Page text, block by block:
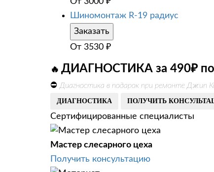
Шиномонтаж R-19 радиус
Заказать
От 3530 ₽
🔥 ДИАГНОСТИКА за 490₽ по
⛔ Диагностика в подарок при ремонте Джип
ДИАГНОСТИКА ПОЛУЧИТЬ
Сертифицированные специалисты
Мастер слесарного цеха
Получить консультацию